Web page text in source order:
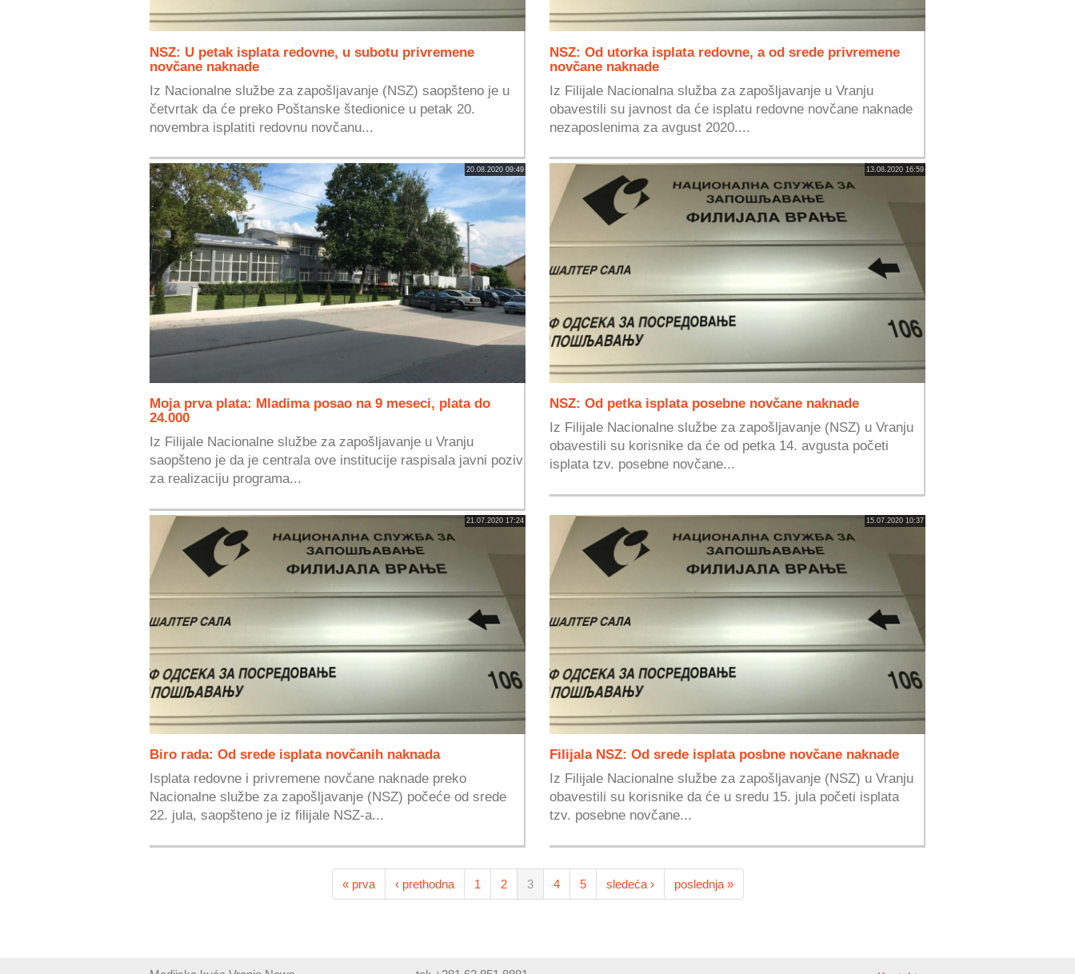
NSZ: U petak isplata redovne, u subotu privremene
novčane naknade
Iz Nacionalne službe za zapošljavanje (NSZ) saopšteno je u
četvrtak da će preko Poštanske štedionice u petak 20.
novembra isplatiti redovnu novčanu...
NSZ: Od utorka isplata redovne, a od srede privremene
novčane naknade
Iz Filijale Nacionalna služba za zapošljavanje u Vranju
obavestili su javnost da će isplatu redovne novčane naknade
nezaposlenima za avgust 2020....
20.08.2020 09:49
Moja prva plata: Mladima posao na 9 meseci, plata do
24.000
Iz Filijale Nacionalne službe za zapošljavanje u Vranju
saopšteno je da je centrala ove institucije raspisala javni poziv
za realizaciju programa...
13.08.2020 16:59
NSZ: Od petka isplata posebne novčane naknade
Iz Filijale Nacionalne službe za zapošljavanje (NSZ) u Vranju
obavestili su korisnike da će od petka 14. avgusta početi
isplata tzv. posebne novčane...
21.07.2020 17:24
Biro rada: Od srede isplata novčanih naknada
Isplata redovne i privremene novčane naknade preko
Nacionalne službe za zapošljavanje (NSZ) počeće od srede
22. jula, saopšteno je iz filijale NSZ-a...
15.07.2020 10:37
Filijala NSZ: Od srede isplata posbne novčane naknade
Iz Filijale Nacionalne službe za zapošljavanje (NSZ) u Vranju
obavestili su korisnike da će u sredu 15. jula početi isplata
tzv. posebne novčane...
« prva ‹ prethodna 1 2 3 4 5 sledeća › poslednja »